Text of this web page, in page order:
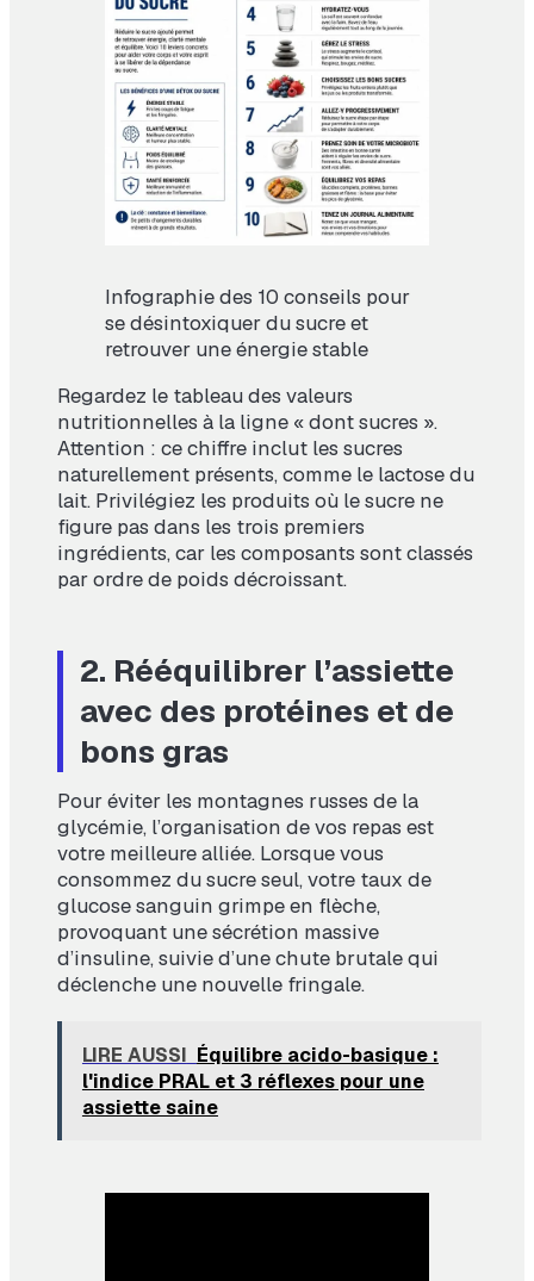
Infographie des 10 conseils pour
se désintoxiquer du sucre et
retrouver une énergie stable
Regardez le tableau des valeurs
nutritionnelles à la ligne « dont sucres ».
Attention : ce chiffre inclut les sucres
naturellement présents, comme le lactose du
lait. Privilégiez les produits où le sucre ne
figure pas dans les trois premiers
ingrédients, car les composants sont classés
par ordre de poids décroissant.
2. Rééquilibrer l’assiette
avec des protéines et de
bons gras
Pour éviter les montagnes russes de la
glycémie, l’organisation de vos repas est
votre meilleure alliée. Lorsque vous
consommez du sucre seul, votre taux de
glucose sanguin grimpe en flèche,
provoquant une sécrétion massive
d’insuline, suivie d’une chute brutale qui
déclenche une nouvelle fringale.
LIRE AUSSI Équilibre acido-basique :
l'indice PRAL et 3 réflexes pour une
assiette saine